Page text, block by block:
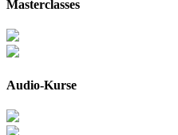
Masterclasses
Audio-Kurse